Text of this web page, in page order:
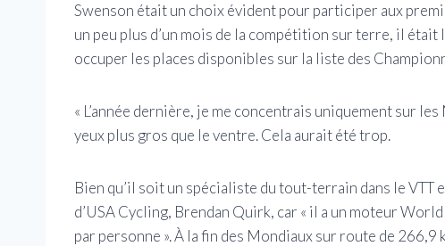
Swenson était un choix évident pour participer aux
un peu plus d’un mois de la compétition sur terre, il était
occuper les places disponibles sur la liste des
« L’année dernière, je me concentrais uniquement sur
yeux plus gros que le ventre. Cela aurait été trop.
Bien qu’il soit un spécialiste du tout-terrain dans le VTT
d’USA Cycling, Brendan Quirk, car « il a un moteur
par personne ». À la fin des Mondiaux sur route de